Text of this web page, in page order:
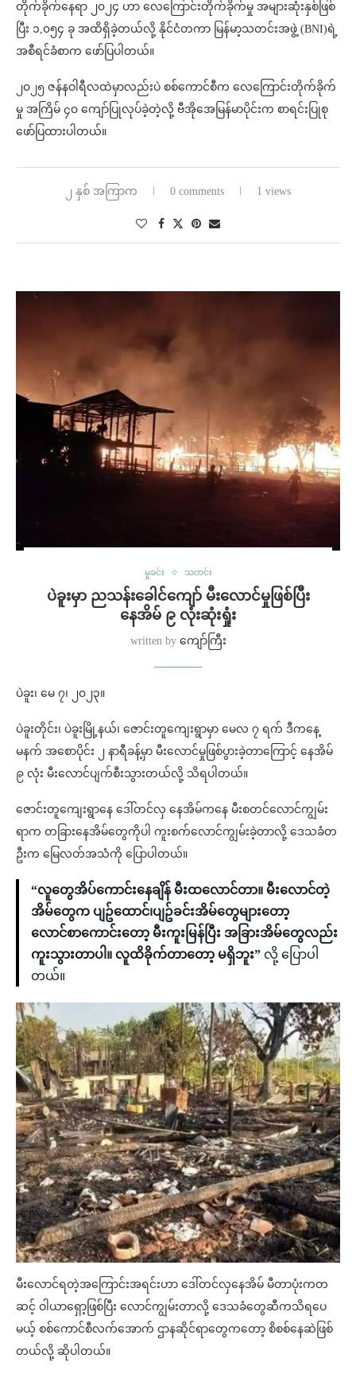
တိုက်ခိုက်နေရာ ၂၀၂၄ ဟာ လေကြောင်းတိုက်ခိုက်မှု အများဆုံးနှစ်ဖြစ်
ပြီး ၁,၀၅၄ ခု အထိရှိခဲ့တယ်လို့ နိုင်ငံတကာ မြန်မာ့သတင်းအဖွဲ့ (BNI)ရဲ့
အစီရင်ခံစာက ဖော်ပြပါတယ်။
၂၀၂၅ ဇန်နဝါရီလထဲမှာလည်းပဲ စစ်ကောင်စီက လေကြောင်းတိုက်ခိုက်
မှု အကြိမ် ၄၀ ကျော်ပြုလုပ်ခဲ့တဲ့လို့ ဗီအိုအေမြန်မာပိုင်းက စာရင်းပြုစု
ဖော်ပြထားပါတယ်။
၂ နှစ် အကြာက 0 comments 1 views
မှုခင်း သတင်း
ပဲခူးမှာ ညသန်းခေါင်ကျော် မီးလောင်မှုဖြစ်ပြီး
နေအိမ် ၉ လုံးဆုံးရှုံး
written by ကျော်ကြီး
ပဲခူး၊ မေ ၇၊ ၂၀၂၃။
ပဲခူးတိုင်း၊ ပဲခူးမြို့နယ်၊ ဇောင်းတူကျေးရွာမှာ မေလ ၇ ရက် ဒီကနေ့
မနက် အစောပိုင်း ၂ နာရီခန့်မှာ မီးလောင်မှုဖြစ်ပွားခဲ့တာကြောင့် နေအိမ်
၉ လုံး မီးလောင်ပျက်စီးသွားတယ်လို့ သိရပါတယ်။
ဇောင်းတူကျေးရွာနေ ဒေါ်တင်လှ နေအိမ်ကနေ မီးစတင်လောင်ကျွမ်း
ရာက တခြားနေအိမ်တွေကိုပါ ကူးစက်လောင်ကျွမ်းခဲ့တာလို့ ဒေသခံတ
ဦးက မြေလတ်အသံကို ပြောပါတယ်။
“လူတွေအိပ်ကောင်းနေချိန် မီးထလောင်တာ။ မီးလောင်တဲ့
အိမ်တွေက ပျဥ်ထောင်၊ပျဥ်ခင်းအိမ်တွေများတော့
လောင်စာကောင်းတော့ မီးကူးမြန်ပြီး အခြားအိမ်တွေလည်း
ကူးသွားတာပါ။ လူထိခိုက်တာတော့ မရှိဘူး” လို့ ပြောပါ
တယ်။
မီးလောင်ရတဲ့အကြောင်းအရင်းဟာ ဒေါ်တင်လှနေအိမ် မီတာပုံးကတ
ဆင့် ဝါယာရှော့ဖြစ်ပြီး လောင်ကျွမ်းတာလို့ ဒေသခံတွေဆီကသိရပေ
မယ့် စစ်ကောင်စီလက်အောက် ဌာနဆိုင်ရာတွေကတော့ စိစစ်နေဆဲဖြစ်
တယ်လို့ ဆိုပါတယ်။